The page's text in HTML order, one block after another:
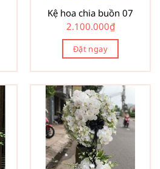
Kệ hoa chia buồn 07
2.100.000₫
Đặt ngay